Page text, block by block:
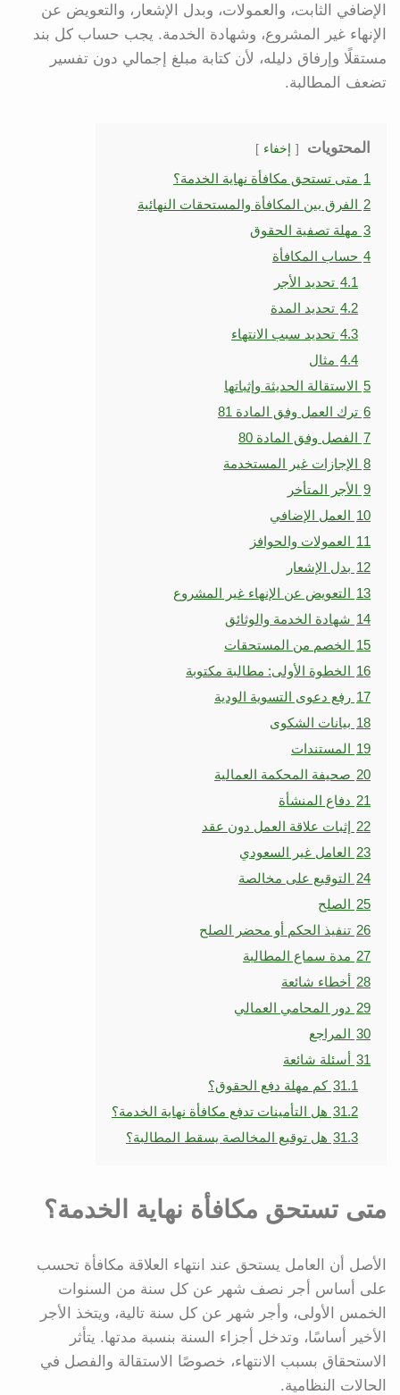
الإضافي الثابت، والعمولات، وبدل الإشعار، والتعويض عن
الإنهاء غير المشروع، وشهادة الخدمة. يجب حساب كل بند
مستقلًا وإرفاق دليله، لأن كتابة مبلغ إجمالي دون تفسير
تضعف المطالبة.
المحتويات إخفاء
1 متى تستحق مكافأة نهاية الخدمة؟
2 الفرق بين المكافأة والمستحقات النهائية
3 مهلة تصفية الحقوق
4 حساب المكافأة
4.1 تحديد الأجر
4.2 تحديد المدة
4.3 تحديد سبب الانتهاء
4.4 مثال
5 الاستقالة الحديثة وإثباتها
6 ترك العمل وفق المادة 81
7 الفصل وفق المادة 80
8 الإجازات غير المستخدمة
9 الأجر المتأخر
10 العمل الإضافي
11 العمولات والحوافز
12 بدل الإشعار
13 التعويض عن الإنهاء غير المشروع
14 شهادة الخدمة والوثائق
15 الخصم من المستحقات
16 الخطوة الأولى: مطالبة مكتوبة
17 رفع دعوى التسوية الودية
18 بيانات الشكوى
19 المستندات
20 صحيفة المحكمة العمالية
21 دفاع المنشأة
22 إثبات علاقة العمل دون عقد
23 العامل غير السعودي
24 التوقيع على مخالصة
25 الصلح
26 تنفيذ الحكم أو محضر الصلح
27 مدة سماع المطالبة
28 أخطاء شائعة
29 دور المحامي العمالي
30 المراجع
31 أسئلة شائعة
31.1 كم مهلة دفع الحقوق؟
31.2 هل التأمينات تدفع مكافأة نهاية الخدمة؟
31.3 هل توقيع المخالصة يسقط المطالبة؟
متى تستحق مكافأة نهاية الخدمة؟
الأصل أن العامل يستحق عند انتهاء العلاقة مكافأة تحسب
على أساس أجر نصف شهر عن كل سنة من السنوات
الخمس الأولى، وأجر شهر عن كل سنة تالية، ويتخذ الأجر
الأخير أساسًا، وتدخل أجزاء السنة بنسبة مدتها. يتأثر
الاستحقاق بسبب الانتهاء، خصوصًا الاستقالة والفصل في
الحالات النظامية.